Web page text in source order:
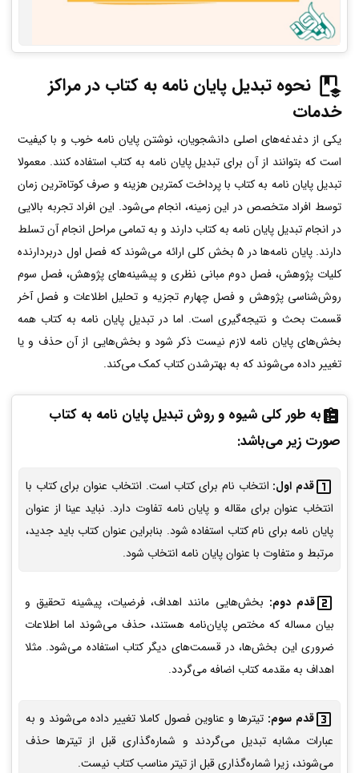
نحوه تبدیل پایان نامه به کتاب در مراکز
خدمات
یکی از دغدغه‌های اصلی دانشجویان، نوشتن پایان نامه خوب و با کیفیت
است که بتوانند از آن برای تبدیل پایان نامه به کتاب استفاده کنند. معمولا
تبدیل پایان نامه به کتاب با پرداخت کمترین هزینه و صرف کوتاه‌ترین زمان
توسط افراد متخصص در این زمینه، انجام می‌شود. این افراد تجربه بالایی
در انجام تبدیل پایان نامه به کتاب دارند و به تمامی مراحل انجام آن تسلط
دارند. پایان نامه‌ها در 5 بخش کلی ارائه می‌شوند که فصل اول دربردارنده
کلیات پژوهش، فصل دوم مبانی نظری و پیشینه‌های پژوهش، فصل سوم
روش‌شناسی پژوهش و فصل چهارم تجزیه و تحلیل اطلاعات و فصل آخر
قسمت بحث و نتیجه‌گیری است. اما در تبدیل پایان نامه به کتاب همه
بخش‌های پایان نامه لازم نیست ذکر شود و بخش‌هایی از آن حذف و یا
تغییر داده می‌شوند که به بهترشدن کتاب کمک می‌کند.
به طور کلی شیوه و روش تبدیل پایان نامه به کتاب
صورت زیر می‌باشد:
قدم اول: انتخاب نام برای کتاب است. انتخاب عنوان برای کتاب با
انتخاب عنوان برای مقاله و پایان نامه تفاوت دارد. نباید عینا از عنوان
پایان نامه برای نام کتاب استفاده شود. بنابراین عنوان کتاب باید جدید،
مرتبط و متفاوت با عنوان پایان نامه انتخاب شود.
قدم دوم: بخش‌هایی مانند اهداف، فرضیات، پیشینه تحقیق و
بیان مساله که مختص پایان‌نامه هستند، حذف می‌شوند اما اطلاعات
ضروری این بخش‌ها، در قسمت‌های دیگر کتاب استفاده می‌شود. مثلا
اهداف به مقدمه کتاب اضافه می‌گردد.
قدم سوم:تیترها و عناوین فصول کاملا تغییر داده می‌شوند و به
عبارات مشابه تبدیل می‌گردند و شماره‌گذاری قبل از تیترها حذف
می‌شوند، زیرا شماره‌گذاری قبل از تیتر مناسب کتاب نیست.